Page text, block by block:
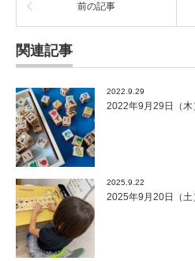
前の記事
関連記事
2022.9.29
2022年9月29日（木
2025.9.22
2025年9月20日（